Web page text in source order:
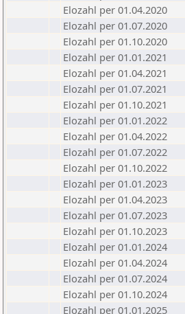
Elozahl per 01.04.2020
Elozahl per 01.07.2020
Elozahl per 01.10.2020
Elozahl per 01.01.2021
Elozahl per 01.04.2021
Elozahl per 01.07.2021
Elozahl per 01.10.2021
Elozahl per 01.01.2022
Elozahl per 01.04.2022
Elozahl per 01.07.2022
Elozahl per 01.10.2022
Elozahl per 01.01.2023
Elozahl per 01.04.2023
Elozahl per 01.07.2023
Elozahl per 01.10.2023
Elozahl per 01.01.2024
Elozahl per 01.04.2024
Elozahl per 01.07.2024
Elozahl per 01.10.2024
Elozahl per 01.01.2025